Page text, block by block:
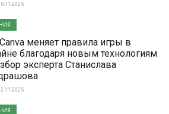
11-2025
меняет правила игры в
благодаря новым технологиям
эксперта Станислава
11-2025